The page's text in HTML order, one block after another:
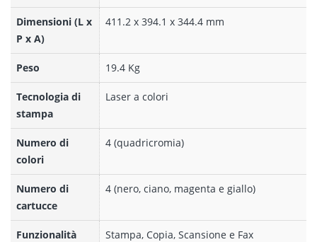
Dimensioni (L x
P x A)
411.2 x 394.1 x 344.4 mm
Peso 19.4 Kg
Tecnologia di
stampa
Laser a colori
Numero di
colori
4 (quadricromia)
Numero di
cartucce
4 (nero, ciano, magenta e giallo)
Funzionalità Stampa, Copia, Scansione e Fax